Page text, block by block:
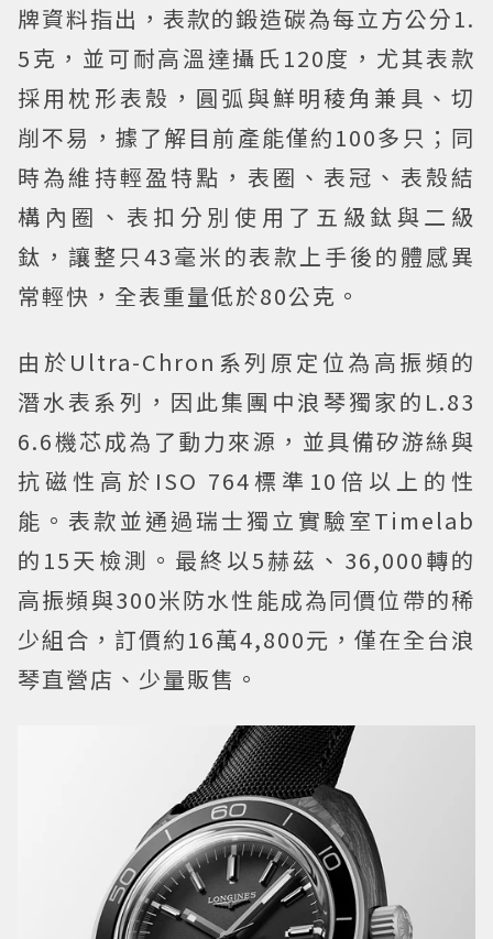
牌資料指出，表款的鍛造碳為每立方公分1.
5克，並可耐高溫達攝氏120度，尤其表款
採用枕形表殼，圓弧與鮮明稜角兼具、切
削不易，據了解目前產能僅約100多只；同
時為維持輕盈特點，表圈、表冠、表殼結
構內圈、表扣分別使用了五級鈦與二級
鈦，讓整只43毫米的表款上手後的體感異
常輕快，全表重量低於80公克。
由於Ultra-Chron系列原定位為高振頻的
潛水表系列，因此集團中浪琴獨家的L.83
6.6機芯成為了動力來源，並具備矽游絲與
抗磁性高於ISO 764標準10倍以上的性
能。表款並通過瑞士獨立實驗室Timelab
的15天檢測。最終以5赫茲、36,000轉的
高振頻與300米防水性能成為同價位帶的稀
少組合，訂價約16萬4,800元，僅在全台浪
琴直營店、少量販售。